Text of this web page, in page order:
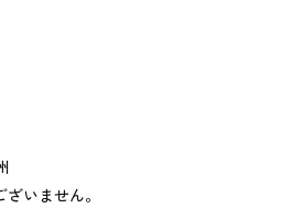
いません。